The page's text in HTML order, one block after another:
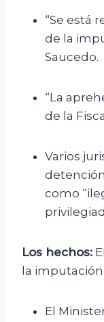
“Se está
de la
Saucedo.
“La
de la
Varios
como
Los hechos:
la
El